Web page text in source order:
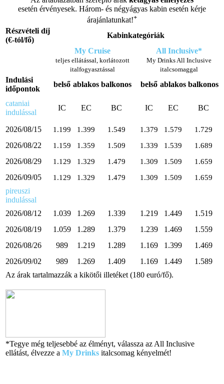
esetén érvényesek. Három- és négyágyas kabin esetén kérje
árajánlatunkat!+
Részvételi díj
(€-tól/fő)
Kabinkategóriák
My Cruise
teljes ellátással, korlátozott
italfogyasztással
All Inclusive*
My Drinks All Inclusive
italcsomaggal
Indulási
időpontok
belső ablakos balkonos belső ablakos balkonos
cataniai
indulással
IC EC BC IC EC BC
2026/08/15 1.199 1.399 1.549 1.379 1.579 1.729
2026/08/22 1.159 1.359 1.509 1.339 1.539 1.689
2026/08/29 1.129 1.329 1.479 1.309 1.509 1.659
2026/09/05 1.129 1.329 1.479 1.309 1.509 1.659
pireuszi
indulással
2026/08/12
1.039 1.269 1.339 1.219 1.449
1.519
2026/08/19
1.059 1.289 1.379 1.239 1.469
1.559
2026/08/26
989 1.219 1.289 1.169 1.399
1.469
2026/09/02
989 1.269 1.409 1.169 1.449
1.589
Az árak tartalmazzák a kikötői illetéket (180 euró/fő).
*Tegye még teljesebbé az élményt, válassza az All Inclusive
ellátást, élvezze a My Drinks italcsomag kényelmét!